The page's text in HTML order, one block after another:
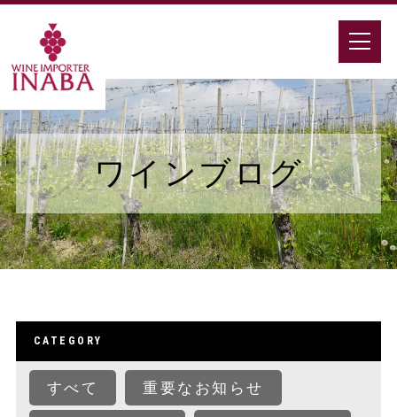
ワインブログ
CATEGORY
すべて 重要なお知らせ